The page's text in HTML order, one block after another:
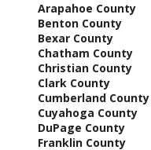
Arapahoe County
Benton County
Bexar County
Chatham County
Christian County
Clark County
Cumberland County
Cuyahoga County
DuPage County
Franklin County